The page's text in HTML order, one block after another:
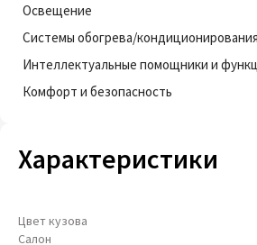
Освещение
Системы обогрева/кондиционирования
Интеллектуальные помощники и
Комфорт и безопасность
Характеристики
Цвет кузова
Салон